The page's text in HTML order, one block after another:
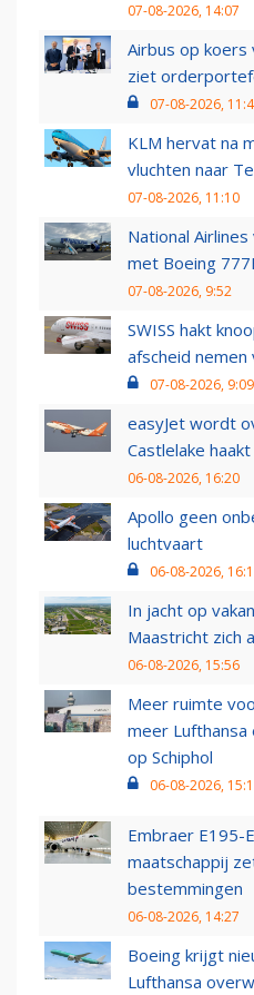
07-08-2026, 14:07
Airbus op
ziet
07-08-2026,
KLM hervat na
vluchten naar
07-08-2026, 11:10
National
met Boeing
07-08-2026, 9:52
SWISS hakt
afscheid
07-08-2026, 9:09
easyJet wordt
Castlelake
06-08-2026, 16:20
Apollo geen
luchtvaart
06-08-2026,
In jacht op
Maastricht zich
06-08-2026, 15:56
Meer ruimte
meer Lufthansa
op Schiphol
06-08-2026,
Embraer E195-
maatschappij
bestemmingen
06-08-2026, 14:27
Boeing krijgt
Lufthansa